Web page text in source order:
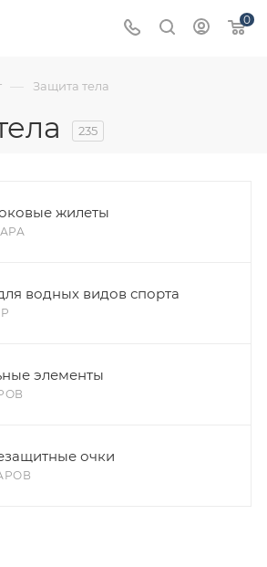
0
— Защита тела
235
жилеты
водных видов спорта
элементы
очки